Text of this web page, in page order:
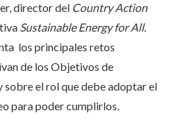
director del Country Action
Sustainable Energy for All.
los principales retos
de los Objetivos de
sobre el rol que debe adoptar el
para poder cumplirlos.